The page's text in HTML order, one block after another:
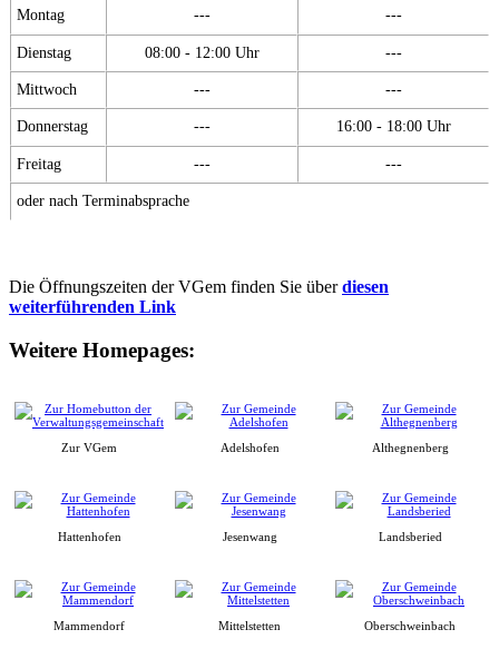
Montag --- ---
Dienstag 08:00 - 12:00 Uhr ---
Mittwoch --- ---
Donnerstag --- 16:00 - 18:00 Uhr
Freitag --- ---
oder nach Terminabsprache
Die Öffnungszeiten der VGem finden Sie überdiesen
weiterführenden Link
Weitere Homepages:
Zur VGem Adelshofen Althegnenberg
Hattenhofen Jesenwang Landsberied
Mammendorf Mittelstetten Oberschweinbach